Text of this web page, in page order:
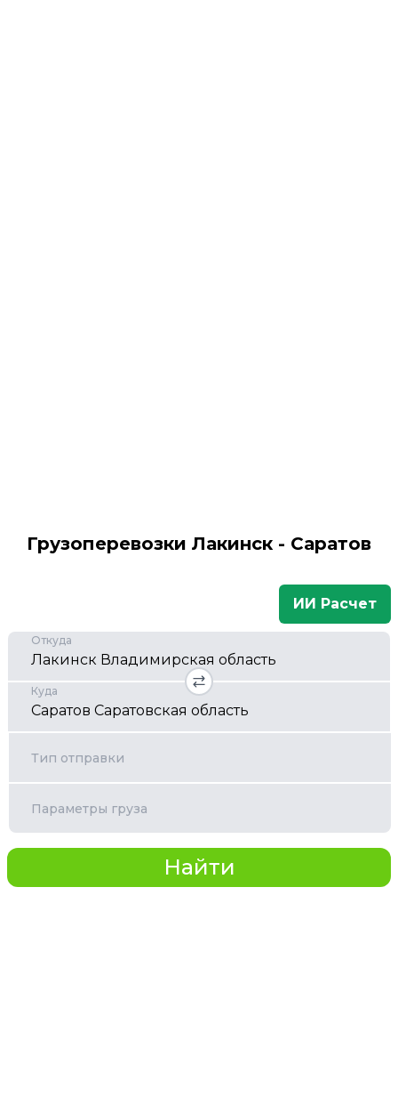
Грузоперевозки Лакинск - Саратов
ИИ Расчет
Откуда
Куда
Тип отправки
Параметры груза
Найти